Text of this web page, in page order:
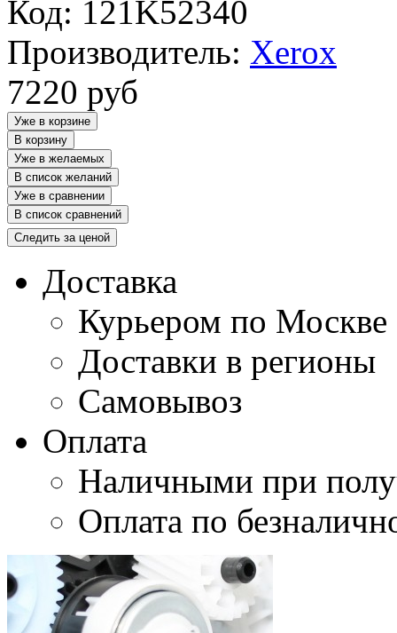
Код: 121K52340
Производитель: Xerox
7220 руб
Уже в корзине
В корзину
Уже в желаемых
В список желаний
Уже в сравнении
В список сравнений
Следить за ценой
Доставка
Курьером по Москве
Доставки в регионы
Самовывоз
Оплата
Наличными при
Оплата по